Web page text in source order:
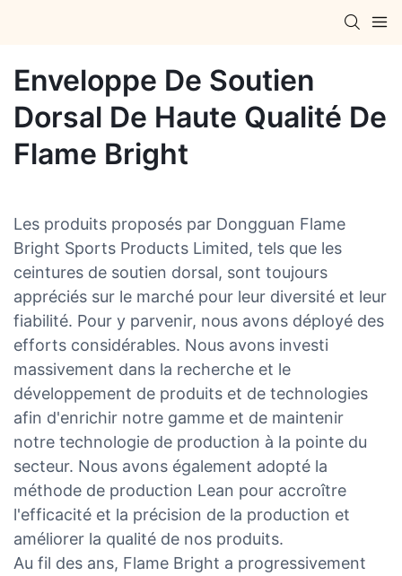
Enveloppe De Soutien
Dorsal De Haute Qualité De
Flame Bright
Les produits proposés par Dongguan Flame
Bright Sports Products Limited, tels que les
ceintures de soutien dorsal, sont toujours
appréciés sur le marché pour leur diversité et leur
fiabilité. Pour y parvenir, nous avons déployé des
efforts considérables. Nous avons investi
massivement dans la recherche et le
développement de produits et de technologies
afin d'enrichir notre gamme et de maintenir
notre technologie de production à la pointe du
secteur. Nous avons également adopté la
méthode de production Lean pour accroître
l'efficacité et la précision de la production et
améliorer la qualité de nos produits.
Au fil des ans, Flame Bright a progressivement